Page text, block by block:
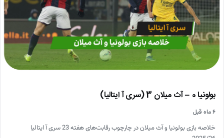
بولونیا 0 – آث میلان 3 (سری آ ایتالیا)
۶ ماه قبل
خلاصه بازی بولونیا و آث میلان در چارچوب رقابت‌های هفته 23 سری آ ایتالیا